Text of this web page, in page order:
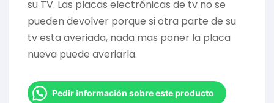
su TV. Las placas electrónicas de tv no se
pueden devolver porque si otra parte de su
tv esta averiada, nada mas poner la placa
nueva puede averiarla.
Pedir información sobre este producto